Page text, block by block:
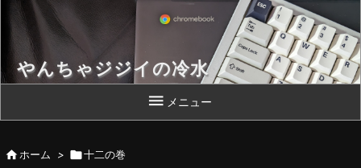
やんちゃジジイの冷水
Chromebook 片手によいしょっと！
 メニュー
ホーム > 十二の巻